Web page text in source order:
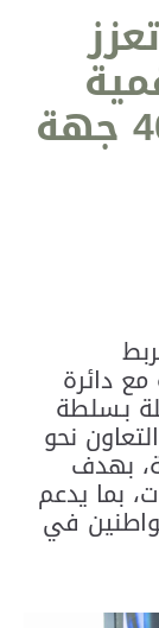
بالربط مع اكثر من 40 جهة
دائرة
بـسلطة
نحو
بهدف
بما يدعم
في